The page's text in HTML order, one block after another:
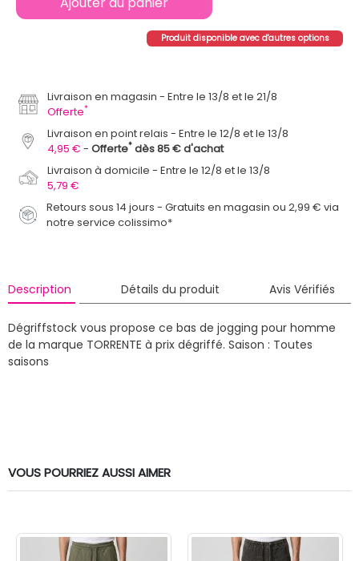
Produit disponible avec d'autres options
Livraison en magasin
Entre le 13/8 et le 21/8
Offerte*
Livraison en point relais
Entre le 12/8 et le 13/8
4,95 €
Offerte* dès 85 € d'achat
Livraison à domicile
Entre le 12/8 et le 13/8
5,79 €
Retours sous 14 jours - Gratuits en magasin ou 2,99 € via
notre service colissimo*
Description Détails du produit Avis Vérifiés
Dégriffstock vous propose ce bas de jogging pour homme
de la marque TORRENTE à prix dégriffé. Saison : Toutes
saisons
VOUS POURRIEZ AUSSI AIMER